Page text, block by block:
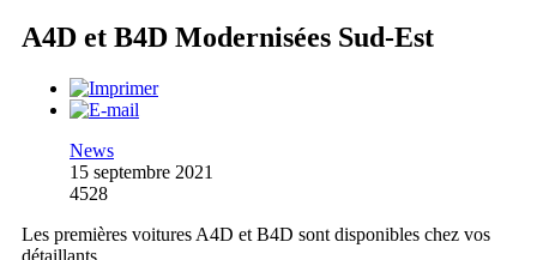
A4D et B4D Modernisées Sud-Est
News
15 septembre 2021
4528
Les premières voitures A4D et B4D sont disponibles chez vos